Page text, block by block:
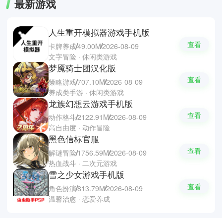
最新游戏
人生重开模拟器游戏手机版
卡牌养成49.00M2026-08-09
文字冒险 · 休闲类游戏
查看
梦魇骑士团汉化版
策略游戏707.10M2026-08-09
养成类手游 · 休闲类游戏
查看
龙族幻想云游戏手机版
动作格斗2122.91M2026-08-09
高自由度 · 动作冒险
查看
黑色信标官服
解谜冒险1756.59M2026-08-09
热血战斗 · 二次元游戏
查看
雪之少女游戏手机版
角色扮演813.79M2026-08-09
温馨治愈 · 恋爱养成
查看